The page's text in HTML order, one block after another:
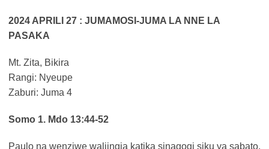
2024 APRILI 27 : JUMAMOSI-JUMA LA NNE LA
PASAKA
Mt. Zita, Bikira
Rangi: Nyeupe
Zaburi: Juma 4
Somo 1. Mdo 13:44-52
Paulo na wenziwe waliingia katika sinagogi siku ya sabato,